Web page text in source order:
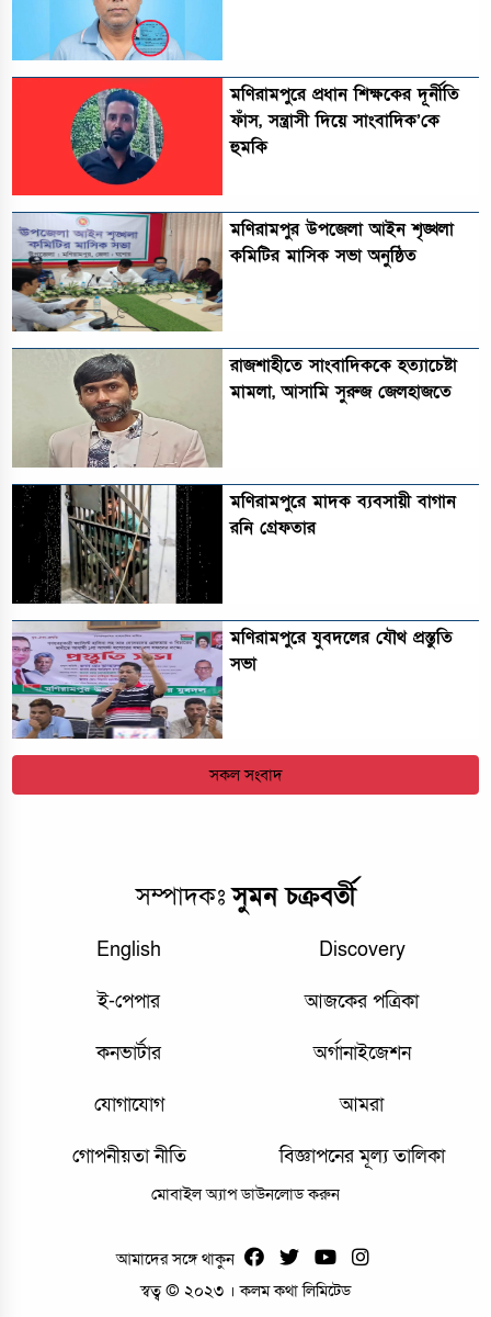
মণিরামপুরে প্রধান শিক্ষকের দূর্নীতি
ফাঁস, সন্ত্রাসী দিয়ে সাংবাদিক’কে
হুমকি
মণিরামপুর উপজেলা আইন শৃঙ্খলা
কমিটির মাসিক সভা অনুষ্ঠিত‎‎
রাজশাহীতে সাংবাদিককে হত্যাচেষ্টা
মামলা, আসামি সুরুজ জেলহাজতে
মণিরামপুরে মাদক ব্যবসায়ী বাগান
রনি গ্রেফতার
মণিরামপুরে যুবদলের যৌথ প্রস্তুতি
সভা
সকল সংবাদ
সম্পাদকঃসুমন চক্রবর্তী
English Discovery
ই-পেপার আজকের পত্রিকা
কনভার্টার অর্গানাইজেশন
যোগাযোগ আমরা
গোপনীয়তা নীতি বিজ্ঞাপনের মূল্য তালিকা
মোবাইল অ্যাপ ডাউনলোড করুন
আমাদের সঙ্গে থাকুন
স্বত্ব © ২০২৩ । কলম কথা লিমিটেড